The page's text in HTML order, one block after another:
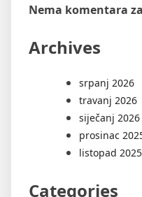
Nema komentara
Archives
srpanj 2026
travanj 2026
siječanj 2026
prosinac
listopad 2025
Categories